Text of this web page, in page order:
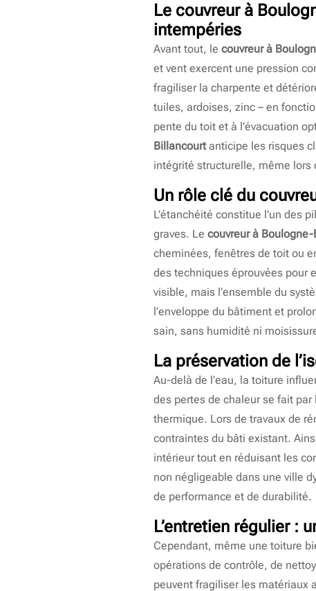
Le couvreur à
intempéries
Avant tout, le couvreur à
et vent exercent une pression
fragiliser la charpente et
tuiles, ardoises, zinc – en
pente du toit et à l’évacuation
Billancourtanticipe les risques
intégrité structurelle, même lors
Un rôle clé du
L’étanchéité constitue l’un des
graves. Le couvreur à
cheminées, fenêtres de toit ou
des techniques éprouvées pour
visible, mais l’ensemble du
l’enveloppe du bâtiment et
sain, sans humidité ni
La préservation de
Au-delà de l’eau, la toiture
des pertes de chaleur se fait par
thermique. Lors de travaux de
contraintes du bâti existant.
intérieur tout en réduisant les
non négligeable dans une ville
de performance et de durabilité.
L’entretien régulier :
Cependant, même une toiture
opérations de contrôle, de
peuvent fragiliser les matériaux